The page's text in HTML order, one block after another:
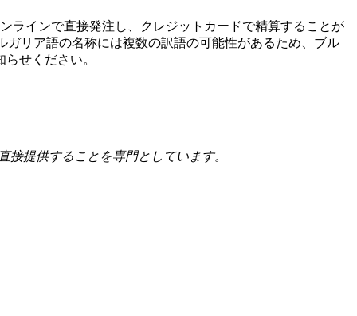
ラインで直接発注し、クレジットカードで精算することが
ガリア語の名称には複数の訳語の可能性があるため、ブル
せください。
提供することを専門としています。